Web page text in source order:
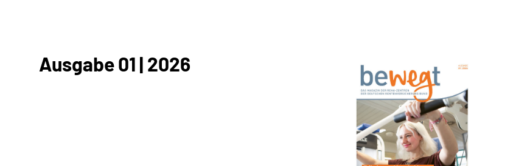
Ausgabe 01 | 2026